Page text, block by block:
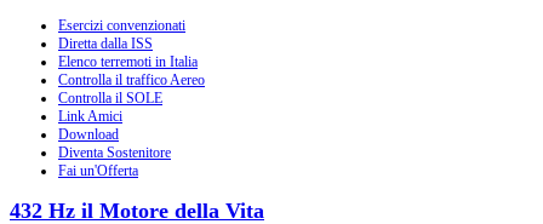
Esercizi convenzionati
Diretta dalla ISS
Elenco terremoti in Italia
Controlla il traffico Aereo
Controlla il SOLE
Link Amici
Download
Diventa Sostenitore
Fai un'Offerta
432 Hz il Motore della Vita